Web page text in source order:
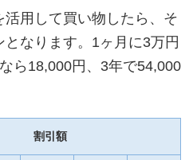
用して買い物したら、そ
なります。1ヶ月に3万円
ら18,000円、3年で54,000
割引額